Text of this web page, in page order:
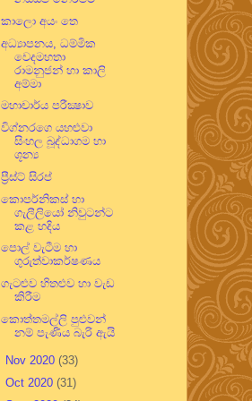
කාලො අයං තෙ
අධ්‍යාපනය, ධම්මික
වෙදමහතා
රාමනුජන් හා කාලි
අම්මා
මහාචාර්ය පරීක්‍ෂාව
විග්නරගෙ යහළුවා
සිංහල බූද්ධාගම හා
ශූන්‍ය
ප්‍රීස්ට් සිරප්
කොපර්නිකස් හා
ගැලීලියෝ නිවුටන්ට
කළ හදිය
පොල් වැටීම හා
ගුරුත්වාකර්ෂණය
ගැටළුව හිතළුව හා වැඩ
කිරීම
කොත්තමල්ලි පුළුවන්
නම් පැණිය බැරි ඇයි
Nov 2020 (33)
Oct 2020 (31)